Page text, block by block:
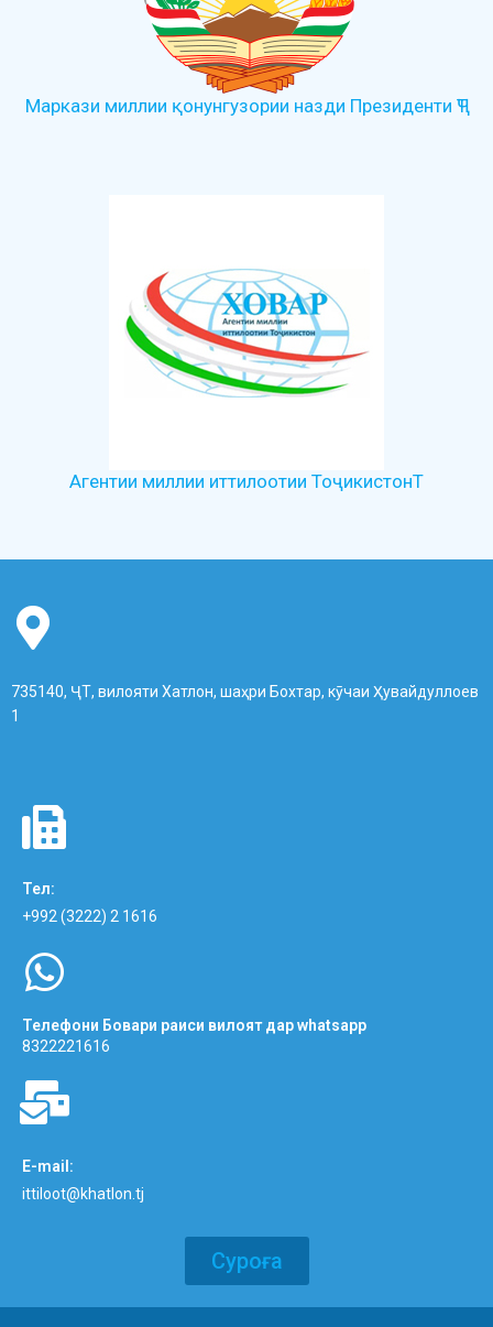
Маркази миллии қонунгузории назди Президенти ҶТ
Агентии миллии иттилоотии ТоҷикистонТ
735140, ҶТ, вилояти Хатлон, шаҳри Бохтар, кӯчаи Ҳувайдуллоев
1
Тел:
+992 (3222) 2 1616
Телефони Бовари раиси вилоят дар whatsapp
8322221616
E-mail:
ittiloot@khatlon.tj
Суроға